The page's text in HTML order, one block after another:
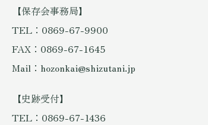
【保存会事務局】
TEL：0869-67-9900
FAX：0869-67-1645
Mail：hozonkai@shizutani.jp
【史跡受付】
TEL：0869-67-1436